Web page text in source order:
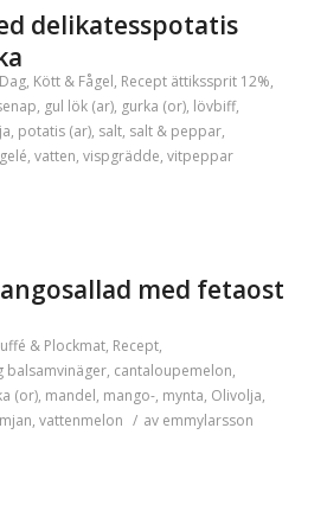
delikatesspotatis
, Kött & Fågel, Recept ättikssprit 12%,
, gul lök (ar), gurka (or), lövbiff,
, potatis (ar), salt, salt & peppar,
, vatten, vispgrädde, vitpeppar
med fetaost
& Plockmat, Recept,
balsamvinäger, cantaloupemelon,
(or), mandel, mango-, mynta, Olivolja,
, vattenmelon / av emmylarsson